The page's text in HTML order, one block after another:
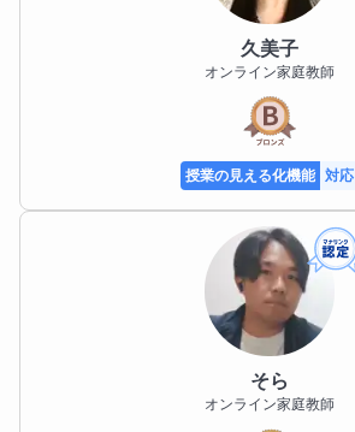
久美子
オンライン家庭教師
授業の見える化機能 対応
そら
オンライン家庭教師